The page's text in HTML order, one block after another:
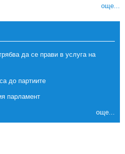
още...
да се прави в услуга на
до партиите
парламент
още...